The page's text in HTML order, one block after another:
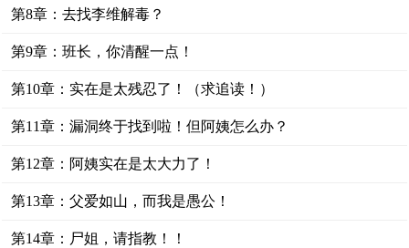
第8章：去找李维解毒？
第9章：班长，你清醒一点！
第10章：实在是太残忍了！（求追读！）
第11章：漏洞终于找到啦！但阿姨怎么办？
第12章：阿姨实在是太大力了！
第13章：父爱如山，而我是愚公！
第14章：尸姐，请指教！！